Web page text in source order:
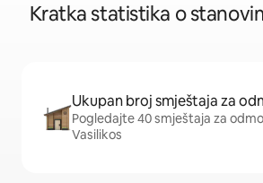
Kratka statistika o
Ukupan broj smještaja za
Pogledajte 40 smještaja za
Vasilikos